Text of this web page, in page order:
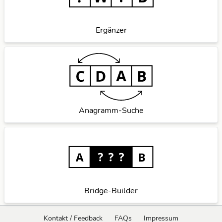
Ergänzer
Anagramm-Suche
Bridge-Builder
Kontakt / Feedback FAQs Impressum